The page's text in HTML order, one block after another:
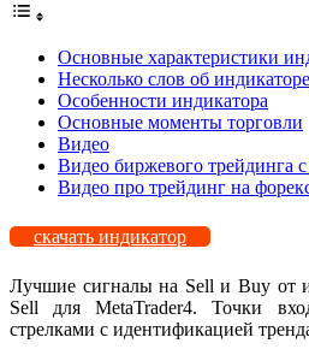
Основные характеристики
Несколько слов об индикаторе
Особенности индикатора
Основные моменты торговли
Видео
Видео биржевого трейдинга
Видео про трейдинг на
скачать индикатор
Лучшие сигналы на Sell и Buy от
Sell для MetaTrader4. Точки
стрелками с идентификацией